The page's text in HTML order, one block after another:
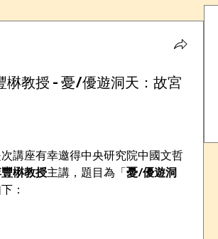
楙教授 - 憂/優遊洞天：故宮
講座有幸邀得中央研究院中國文哲
楙教授主講，題目為「憂/優遊洞
：